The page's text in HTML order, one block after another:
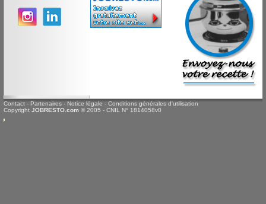
Contact - Partenaires - Notice légale - Conditions générales d'utilisation
Copyright JOBRESTO.com © 2005 - CNIL N° 1814058v0